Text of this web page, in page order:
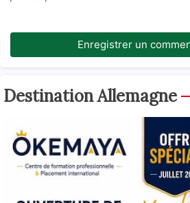
Enregistrer un
Destination Allemagne